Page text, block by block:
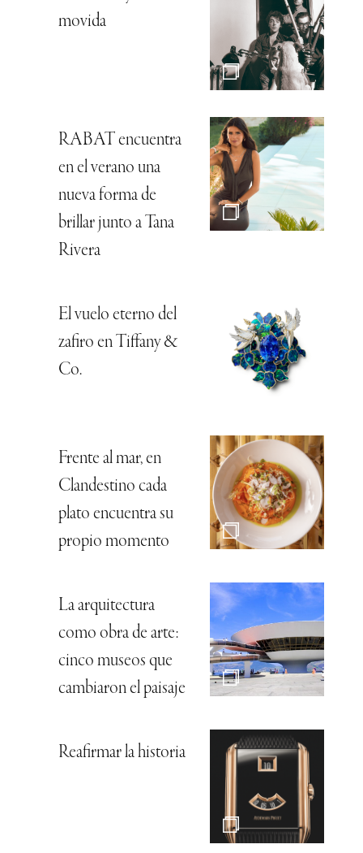
movida
RABAT encuentra
en el verano una
nueva forma de
brillar junto a Tana
Rivera
El vuelo eterno del
zafiro en Tiffany &
Co.
Frente al mar, en
Clandestino cada
plato encuentra su
propio momento
La arquitectura
como obra de arte:
cinco museos que
cambiaron el paisaje
Reafirmar la historia